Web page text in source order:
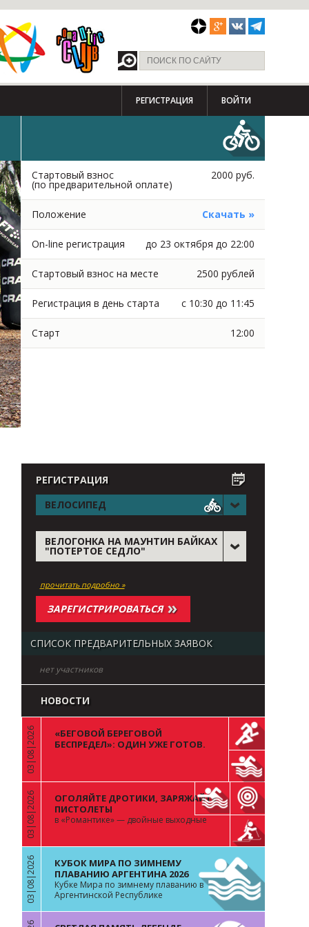
РЕГИСТРАЦИЯ ВОЙТИ
Стартовый взнос
(по предварительной оплате)
2000 руб.
Положение Скачать »
On-line регистрация до 23 октября до 22:00
Стартовый взнос на месте 2500 рублей
Регистрация в день старта с 10:30 до 11:45
Старт 12:00
РЕГИСТРАЦИЯ
ВЕЛОСИПЕД
ВЕЛОГОНКА НА МАУНТИН БАЙКАХ
"ПОТЕРТОЕ СЕДЛО"
прочитать подробно »
ЗАРЕГИСТРИРОВАТЬСЯ
СПИСОК ПРЕДВАРИТЕЛЬНЫХ ЗАЯВОК
нет участников
НОВОСТИ
«
03|08|2026
«БЕГОВОЙ БЕРЕГОВОЙ
БЕСПРЕДЕЛ»: ОДИН УЖЕ ГОТОВ.
«
03|08|2026
ОГОЛЯЙТЕ ДРОТИКИ, ЗАРЯЖАЙТЕ
ПИСТОЛЕТЫ
в «Романтике» — двойные выходные
«
03|08|2026
КУБОК МИРА ПО ЗИМНЕМУ
ПЛАВАНИЮ АРГЕНТИНА 2026
Кубке Мира по зимнему плаванию в
Аргентинской Республике